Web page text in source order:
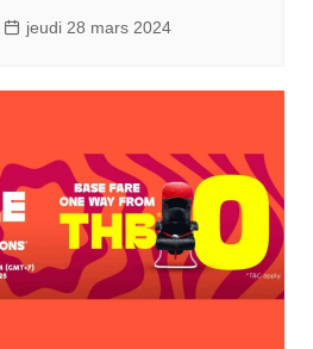
jeudi 28 mars 2024